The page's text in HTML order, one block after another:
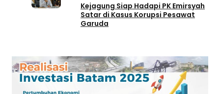
Kejagung Siap Hadapi PK Emirsyah
Satar di Kasus Korupsi Pesawat
Garuda